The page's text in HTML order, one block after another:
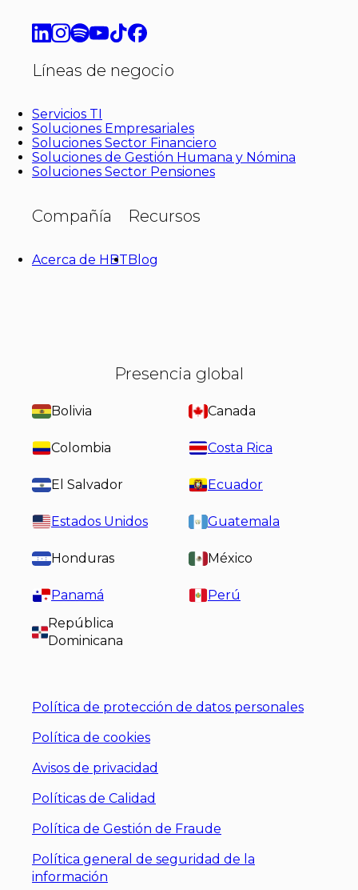
Líneas de negocio
Servicios TI
Soluciones Empresariales
Soluciones Sector Financiero
Soluciones de Gestión Humana y Nómina
Soluciones Sector Pensiones
Compañía
Acerca de HBT
Recursos
Blog
Presencia global
Bolivia Canada
Colombia Costa Rica
El Salvador Ecuador
Estados Unidos Guatemala
Honduras México
Panamá
Perú
República
Dominicana
Política de protección de datos personales
Política de cookies
Avisos de privacidad
Políticas de Calidad
Política de Gestión de Fraude
Política general de seguridad de la
información